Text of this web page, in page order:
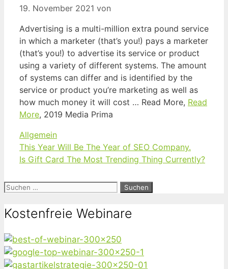
19. November 2021 von
Advertising is a multi-million extra pound service
in which a marketer (that’s you!) pays a marketer
(that’s you!) to advertise its service or product
using a variety of different systems. The amount
of systems can differ and is identified by the
service or product you’re marketing as well as
how much money it will cost … Read More, Read
More, 2019 Media Prima
Kategorien
Allgemein
This Year Will Be The Year of SEO Company.
Is Gift Card The Most Trending Thing Currently?
Suchen
Kostenfreie Webinare